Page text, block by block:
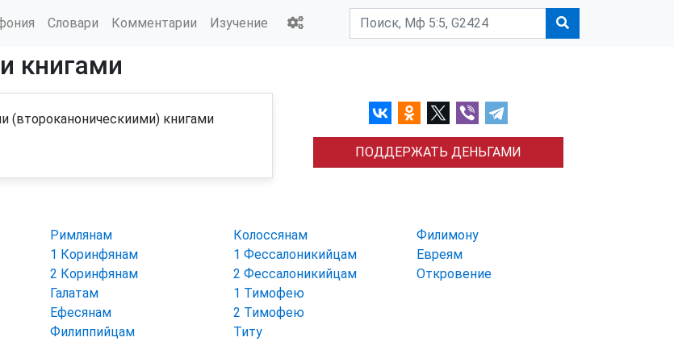
Словари Комментарии Изучение
книгами
(второканоническиими) книгами
ПОДДЕРЖАТЬ ДЕНЬГАМИ
Римлянам
1 Коринфянам
2 Коринфянам
Галатам
Ефесянам
Филиппийцам
Колоссянам
1 Фессалоникийцам
2 Фессалоникийцам
1 Тимофею
2 Тимофею
Титу
Филимону
Евреям
Откровение